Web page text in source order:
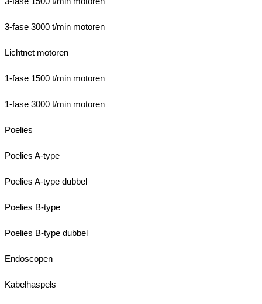
3-fase 3000 t/min motoren
Lichtnet motoren
1-fase 1500 t/min motoren
1-fase 3000 t/min motoren
Poelies
Poelies A-type
Poelies A-type dubbel
Poelies B-type
Poelies B-type dubbel
Endoscopen
Kabelhaspels